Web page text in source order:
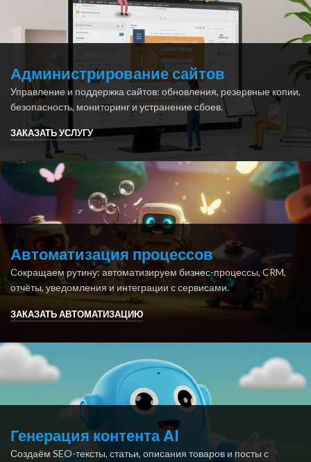
Администрирование сайтов
Управление и поддержка сайтов: обновления, резервные копии,
безопасность, мониторинг и устранение сбоев.
ЗАКАЗАТЬ УСЛУГУ
Автоматизация процессов
Сокращаем рутину: автоматизируем бизнес-процессы, CRM,
отчёты, уведомления и интеграции с сервисами.
ЗАКАЗАТЬ АВТОМАТИЗАЦИЮ
Генерация контента AI
Создаём SEO-тексты, статьи, описания товаров и посты с